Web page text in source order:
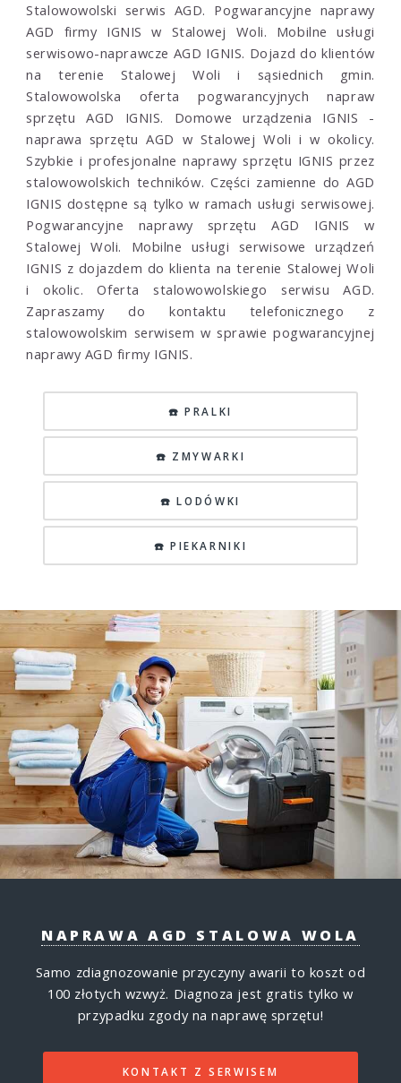
Stalowowolski serwis AGD. Pogwarancyjne naprawy
AGD firmy IGNIS w Stalowej Woli. Mobilne usługi
serwisowo-naprawcze AGD IGNIS. Dojazd do klientów
na terenie Stalowej Woli i sąsiednich gmin.
Stalowowolska oferta pogwarancyjnych napraw
sprzętu AGD IGNIS. Domowe urządzenia IGNIS -
naprawa sprzętu AGD w Stalowej Woli i w okolicy.
Szybkie i profesjonalne naprawy sprzętu IGNIS przez
stalowowolskich techników. Części zamienne do AGD
IGNIS dostępne są tylko w ramach usługi serwisowej.
Pogwarancyjne naprawy sprzętu AGD IGNIS w
Stalowej Woli. Mobilne usługi serwisowe urządzeń
IGNIS z dojazdem do klienta na terenie Stalowej Woli
i okolic. Oferta stalowowolskiego serwisu AGD.
Zapraszamy do kontaktu telefonicznego z
stalowowolskim serwisem w sprawie pogwarancyjnej
naprawy AGD firmy IGNIS.
☎️ PRALKI
☎️ ZMYWARKI
☎️ LODÓWKI
☎️ PIEKARNIKI
NAPRAWA AGD STALOWA WOLA
Samo zdiagnozowanie przyczyny awarii to koszt od
100 złotych wzwyż. Diagnoza jest gratis tylko w
przypadku zgody na naprawę sprzętu!
KONTAKT Z SERWISEM